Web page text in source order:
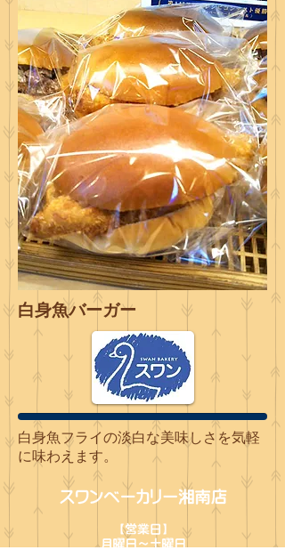
白身魚バーガー
白身魚フライの淡白な美味しさを気軽
に味わえます。